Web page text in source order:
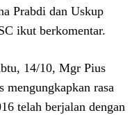
Prabdi dan Uskup
ikut berkomentar.
14/10, Mgr Pius
mengungkapkan rasa
telah berjalan dengan